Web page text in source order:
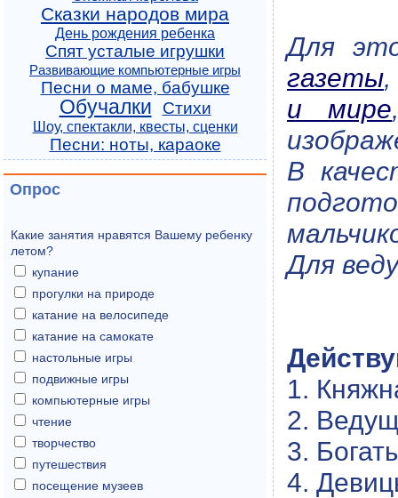
Для
газеты
и мире
В
Для
1.
2.
3.
4.
Сказки народов мира
День рождения ребенка
Спят усталые игрушки
Развивающие компьютерные игры
Песни о маме, бабушке
Обучалки Стихи
Шоу, спектакли, квесты, сценки
Песни: ноты, караоке
Опрос
Какие занятия нравятся Вашему ребенку
летом?
купание
прогулки на природе
катание на велосипеде
катание на самокате
настольные игры
подвижные игры
компьютерные игры
чтение
творчество
путешествия
посещение музеев